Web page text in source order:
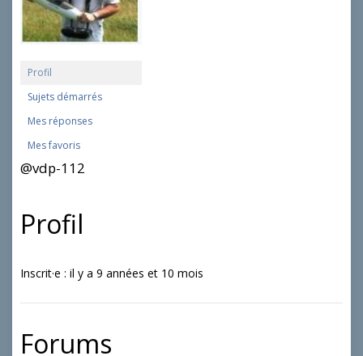
Profil
Sujets démarrés
Mes réponses
Mes favoris
@vdp-112
Profil
Inscrit·e : il y a 9 années et 10 mois
Forums